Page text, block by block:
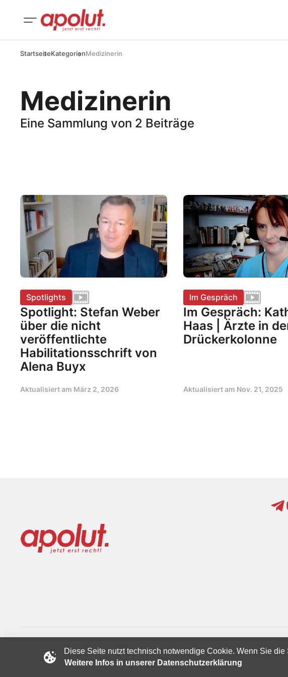
StartseiteKategorienMedizinerin
Medizinerin
Eine Sammlung von 2 Beiträge
Spotlights
Spotlight: Stefan Weber
über die nicht
veröffentlichte
Habilitationsschrift von
Alena Buyx
Aktualisiert am März 2, 2026
Im Gespräch
Im Gespräch:
Haas | Ärzte in
Drückerkolonne
Aktualisiert am Nov. 21, 2025
Copyright © 2024 apolut | Jetzt erst recht!. Published apolut Creatives Ltd.
Diese Seite nutzt technisch notwendige Cookie. Wenn Sie
Weitere Infos in unserer Datenschutzerklärung